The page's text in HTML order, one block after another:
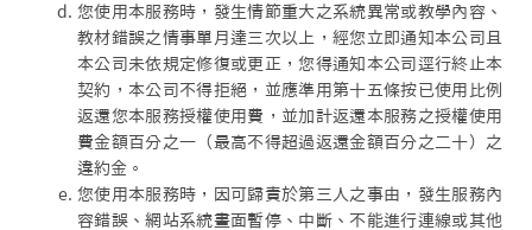
您使用本服務時，發生情節重大之系統異常或教學內容、
教材錯誤之情事單月達三次以上，經您立即通知本公司且
本公司未依規定修復或更正，您得通知本公司逕行終止本
契約，本公司不得拒絕，並應準用第十五條按已使用比例
返還您本服務授權使用費，並加計返還本服務之授權使用
費金額百分之一（最高不得超過返還金額百分之二十）之
違約金。
您使用本服務時，因可歸責於第三人之事由，發生服務內
容錯誤、網站系統畫面暫停、中斷、不能進行連線或其他